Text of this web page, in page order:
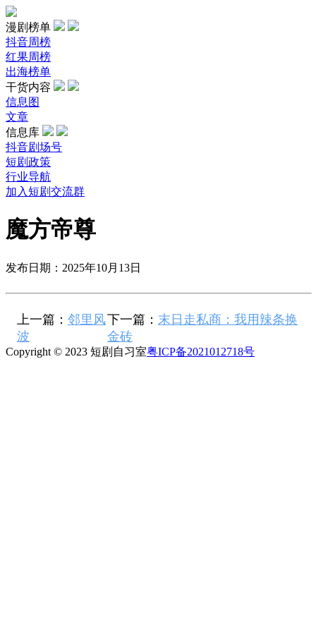
漫剧榜单
抖音周榜
红果周榜
出海榜单
干货内容
信息图
文章
信息库
抖音剧场号
短剧政策
行业导航
加入短剧交流群
魔方帝尊
发布日期：2025年10月13日
上一篇： 邻里风
波
下一篇： 末日走私商：我用辣条换
金砖
Copyright © 2023 短剧自习室粤ICP备2021012718号